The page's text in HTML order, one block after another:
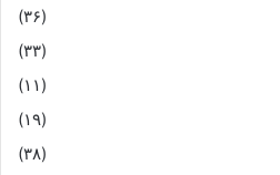
(۳۶)
(۳۳)
(۱۱)
(۱۹)
(۳۸)